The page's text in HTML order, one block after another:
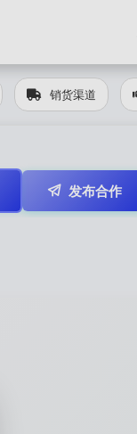
销货渠道
 发布合作